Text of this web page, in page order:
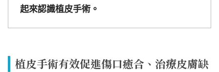
起來認識植皮手術。
植皮手術有效促進傷口癒合、治療皮膚缺